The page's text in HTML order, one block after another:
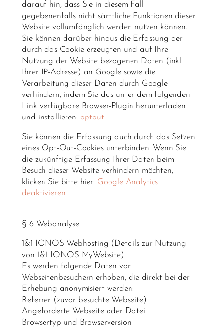
darauf hin, dass Sie in diesem Fall
gegebenenfalls nicht sämtliche Funktionen dieser
Website vollumfänglich werden nutzen können.
Sie können darüber hinaus die Erfassung der
durch das Cookie erzeugten und auf Ihre
Nutzung der Website bezogenen Daten (inkl.
Ihrer IP-Adresse) an Google sowie die
Verarbeitung dieser Daten durch Google
verhindern, indem Sie das unter dem folgenden
Link verfügbare Browser-Plugin herunterladen
und installieren: optout
Sie können die Erfassung auch durch das Setzen
eines Opt-Out-Cookies unterbinden. Wenn Sie
die zukünftige Erfassung Ihrer Daten beim
Besuch dieser Website verhindern möchten,
klicken Sie bitte hier: Google Analytics
deaktivieren
§ 6 Webanalyse
1&1 IONOS Webhosting (Details zur Nutzung
von 1&1 IONOS MyWebsite)
Es werden folgende Daten von
Webseitenbesuchern erhoben, die direkt bei der
Erhebung anonymisiert werden:
Referrer (zuvor besuchte Webseite)
Angeforderte Webseite oder Datei
Browsertyp und Browserversion